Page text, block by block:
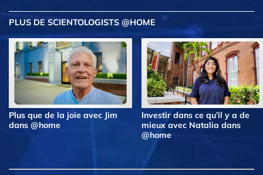
PLUS DE SCIENTOLOGISTS @HOME
Plus que de la joie avec Jim
dans @home
Investir dans ce qu’il y a de
mieux avec Natalia dans
@home